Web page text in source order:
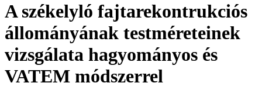
A székelyló fajtarekontrukciós
állományának testméreteinek
vizsgálata hagyományos és
VATEM módszerrel